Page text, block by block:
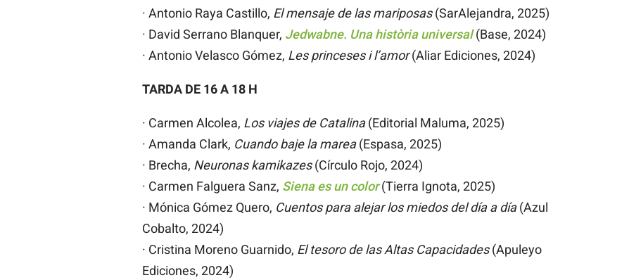
· Antonio Raya Castillo, El mensaje de las mariposas(SarAlejandra, 2025)
· David Serrano Blanquer, Jedwabne. Una història universal(Base, 2024)
· Antonio Velasco Gómez, Les princeses i l’amor(Aliar Ediciones, 2024)
TARDA DE 16 A 18 H
· Carmen Alcolea, Los viajes de Catalina(Editorial Maluma, 2025)
· Amanda Clark, Cuando baje la marea(Espasa, 2025)
· Brecha, Neuronas kamikazes(Círculo Rojo, 2024)
· Carmen Falguera Sanz, Siena es un color (Tierra Ignota, 2025)
· Mónica Gómez Quero, Cuentos para alejar los miedos del día a día(Azul
Cobalto, 2024)
· Cristina Moreno Guarnido, El tesoro de las Altas Capacidades(Apuleyo
Ediciones, 2024)